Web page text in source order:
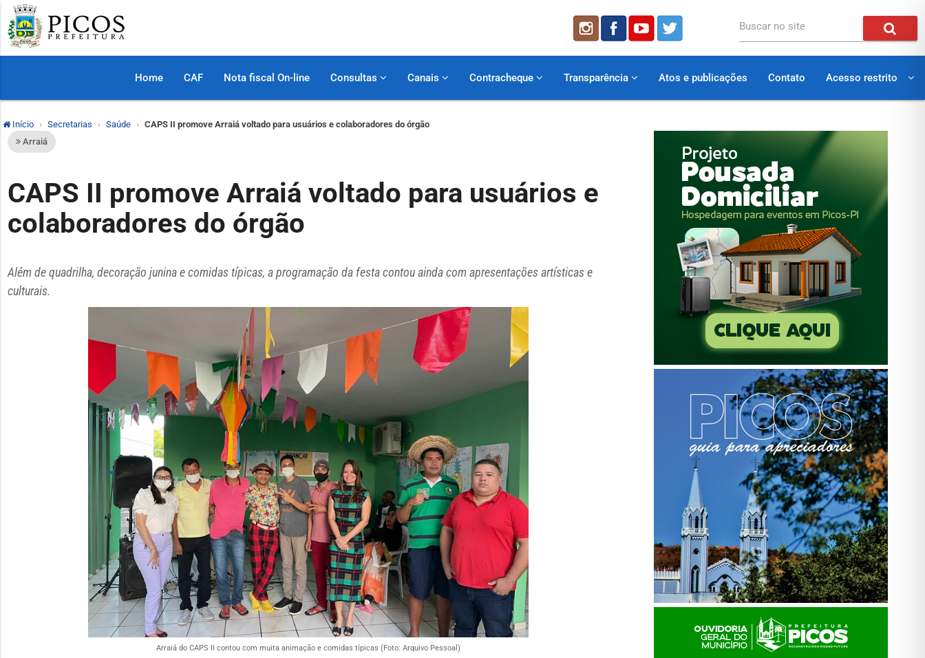
Buscar no site
Home CAF Nota fiscal On-line Consultas Canais Contracheque Transparência Atos e publicações Contato Acesso restrito
Início Secretarias Saúde
CAPS II promove Arraiá voltado para usuários e colaboradores do órgão
Arraiá
CAPS II promove Arraiá voltado para usuários e
colaboradores do órgão
Além de quadrilha, decoração junina e comidas típicas, a programação da festa contou ainda com apresentações artísticas e
culturais.
Arraiá do CAPS II contou com muita animação e comidas típicas (Foto: Arquivo Pessoal)